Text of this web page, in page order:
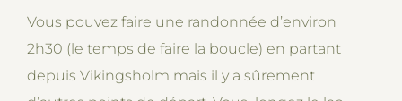
Vous pouvez faire une randonnée d’environ
2h30 (le temps de faire la boucle) en partant
depuis Vikingsholm mais il y a sûrement